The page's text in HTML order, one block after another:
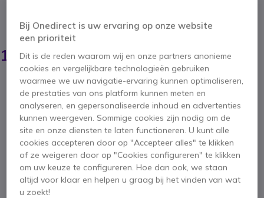
BESPAAR 94,00 €
258,45 €
164,95 € ex. BTW- 199,59 € incl. BTW
Aantal
IN WINKELWAGEN
OFFERTE BINNEN 4 UUR
Niet op voorraad
1 jaarFabrieksgarantie
Bij Onedirect is uw ervaring op onze website
een prioriteit
Dit is de reden waarom wij en onze partners anonieme
cookies en vergelijkbare technologieën gebruiken
waarmee we uw navigatie-ervaring kunnen optimaliseren,
de prestaties van ons platform kunnen meten en
analyseren, en gepersonaliseerde inhoud en advertenties
kunnen weergeven. Sommige cookies zijn nodig om de
site en onze diensten te laten functioneren. U kunt alle
cookies accepteren door op "Accepteer alles" te klikken
of ze weigeren door op "Cookies configureren" te klikken
om uw keuze te configureren. Hoe dan ook, we staan
altijd voor klaar en helpen u graag bij het vinden van wat
u zoekt!